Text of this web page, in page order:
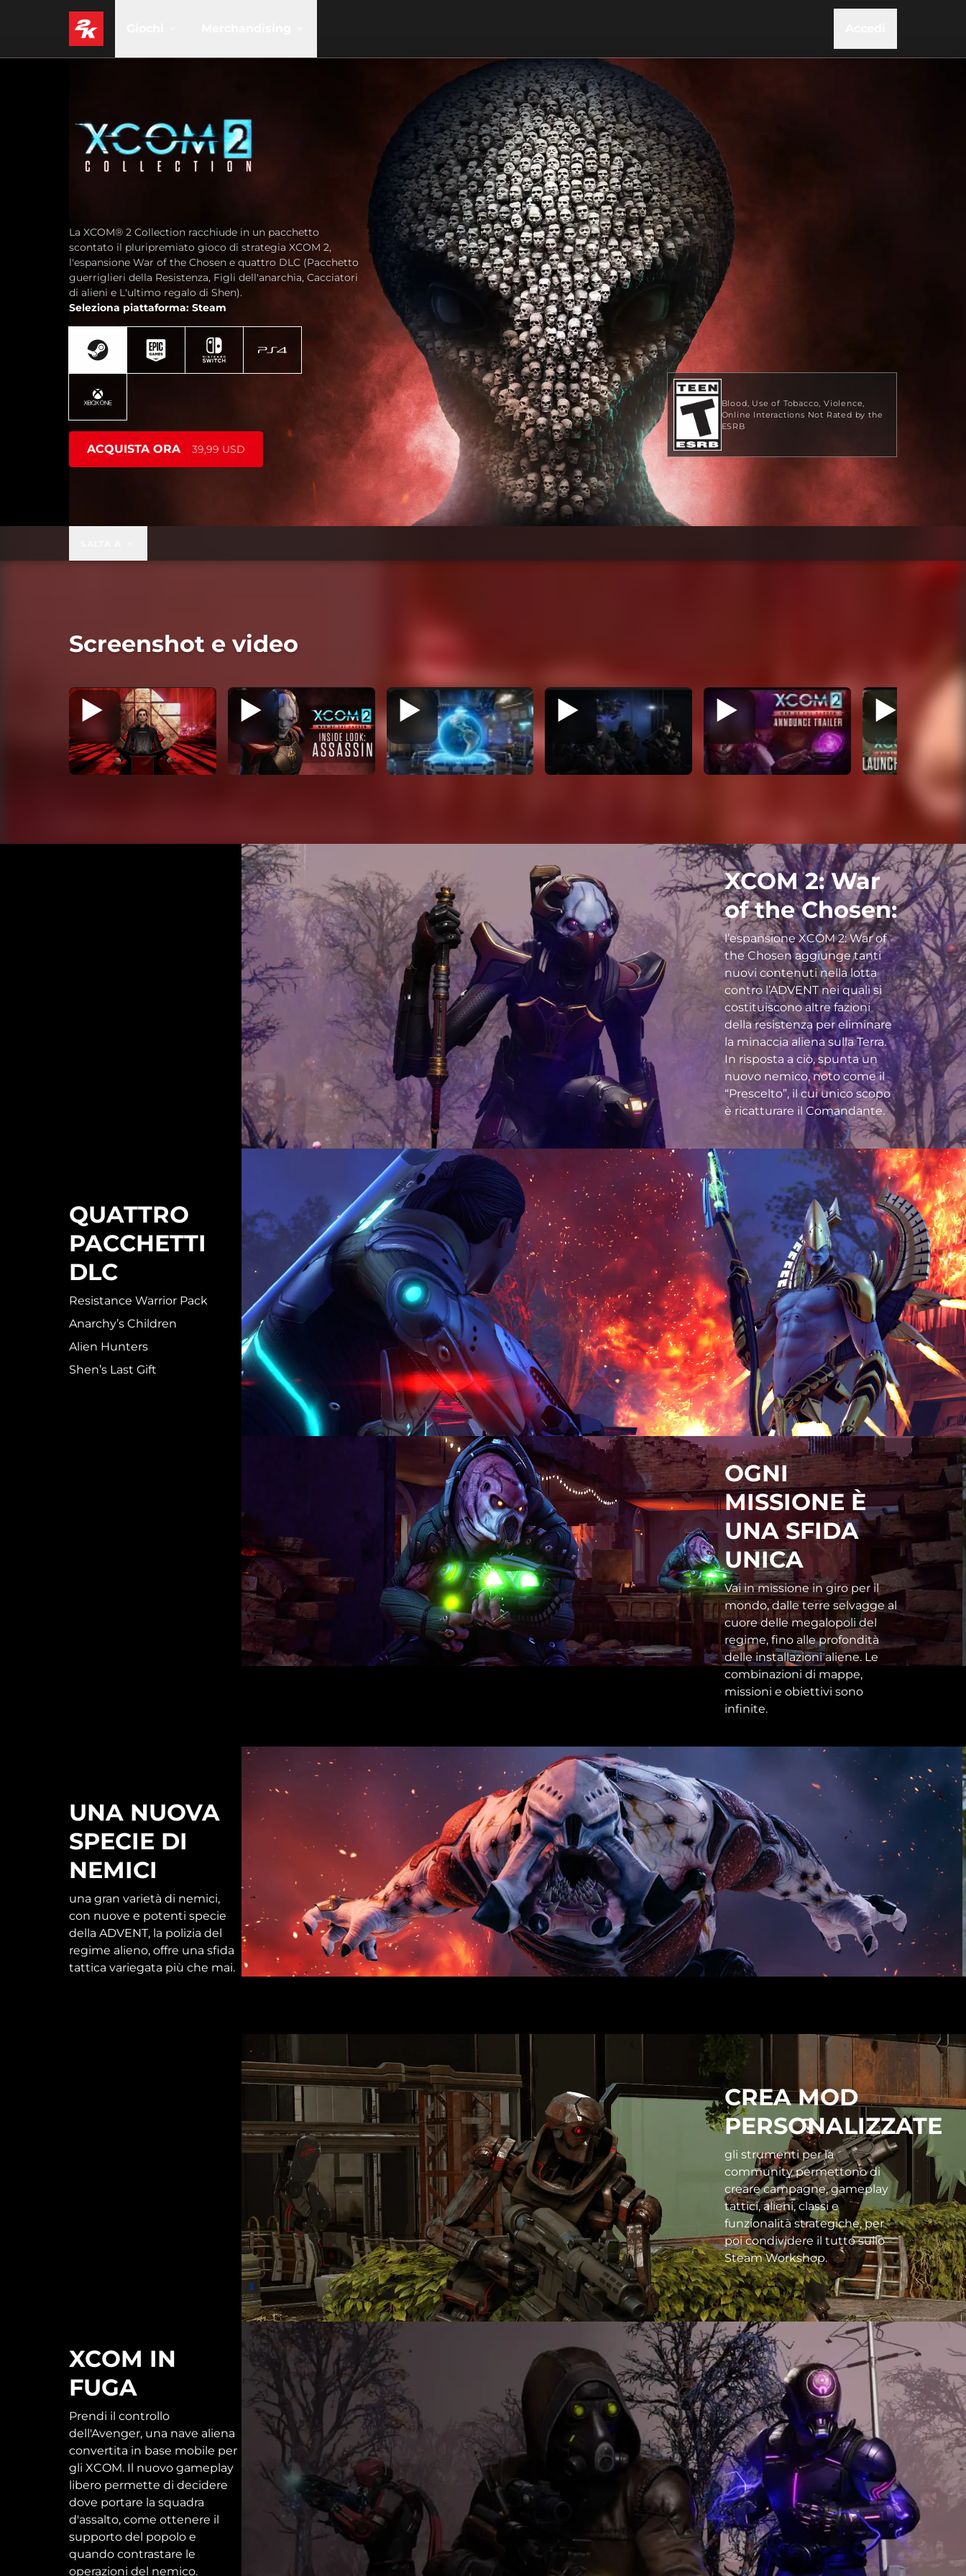
Blood Use of Tobacco Violence
Online Interactions Not Rated by the
ESRB
La XCOM® 2 Collection racchiude in un pacchetto
scontato il pluripremiato gioco di strategia XCOM 2,
l'espansione War of the Chosen e quattro DLC (Pacchetto
guerriglieri della Resistenza, Figli dell'anarchia, Cacciatori
di alieni e L'ultimo regalo di Shen).
Seleziona piattaforma: Steam
ACQUISTA ORA 39,99 USD
Screenshot e video
XCOM 2: War
of the Chosen:
l’espansione XCOM 2: War of
the Chosen aggiunge tanti
nuovi contenuti nella lotta
contro l’ADVENT nei quali si
costituiscono altre fazioni
della resistenza per eliminare
la minaccia aliena sulla Terra.
In risposta a ciò, spunta un
nuovo nemico, noto come il
“Prescelto”, il cui unico scopo
è ricatturare il Comandante.
QUATTRO
PACCHETTI
DLC
Resistance Warrior Pack
Anarchy’s Children
Alien Hunters
Shen’s Last Gift
OGNI
MISSIONE È
UNA SFIDA
UNICA
Vai in missione in giro per il
mondo, dalle terre selvagge al
cuore delle megalopoli del
regime, fino alle profondità
delle installazioni aliene. Le
combinazioni di mappe,
missioni e obiettivi sono
infinite.
UNA NUOVA
SPECIE DI
NEMICI
una gran varietà di nemici,
con nuove e potenti specie
della ADVENT, la polizia del
regime alieno, offre una sfida
tattica variegata più che mai.
CREA MOD
PERSONALIZZATE
gli strumenti per la
community permettono di
creare campagne, gameplay
tattici, alieni, classi e
funzionalità strategiche, per
poi condividere il tutto sullo
Steam Workshop.
XCOM IN
FUGA
Prendi il controllo
dell'Avenger, una nave aliena
convertita in base mobile per
gli XCOM. Il nuovo gameplay
libero permette di decidere
dove portare la squadra
d'assalto, come ottenere il
supporto del popolo e
quando contrastare le
operazioni del nemico.